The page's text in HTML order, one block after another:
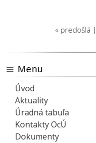
« predošlá |
Menu
Úvod
Aktuality
Úradná tabuľa
Kontakty OcÚ
Dokumenty